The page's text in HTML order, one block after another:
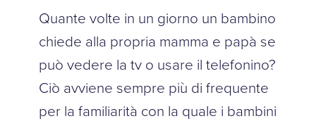
Quante volte in un giorno un bambino
chiede alla propria mamma e papà se
può vedere la tv o usare il telefonino?
Ciò avviene sempre più di frequente
per la familiarità con la quale i bambini